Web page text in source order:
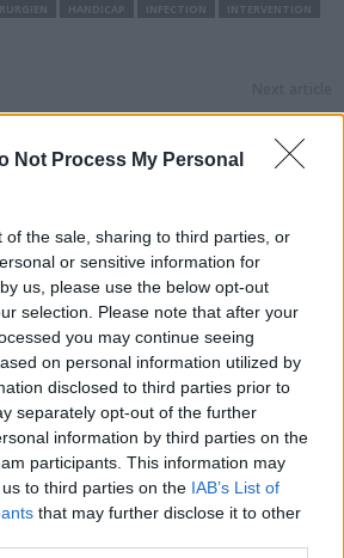
Not Process My Personal
of the sale, sharing to third parties, or
or sensitive information for
us, please use the below opt-out
selection. Please note that after your
you may continue seeing
on personal information utilized by
disclosed to third parties prior to
separately opt-out of the further
information by third parties on the
participants. This information may
to third parties on the IAB’s List of
that may further disclose it to other
?
Une femme se réveille
après 27 ans passés dans
le coma
news
MORE FROM AUTHOR